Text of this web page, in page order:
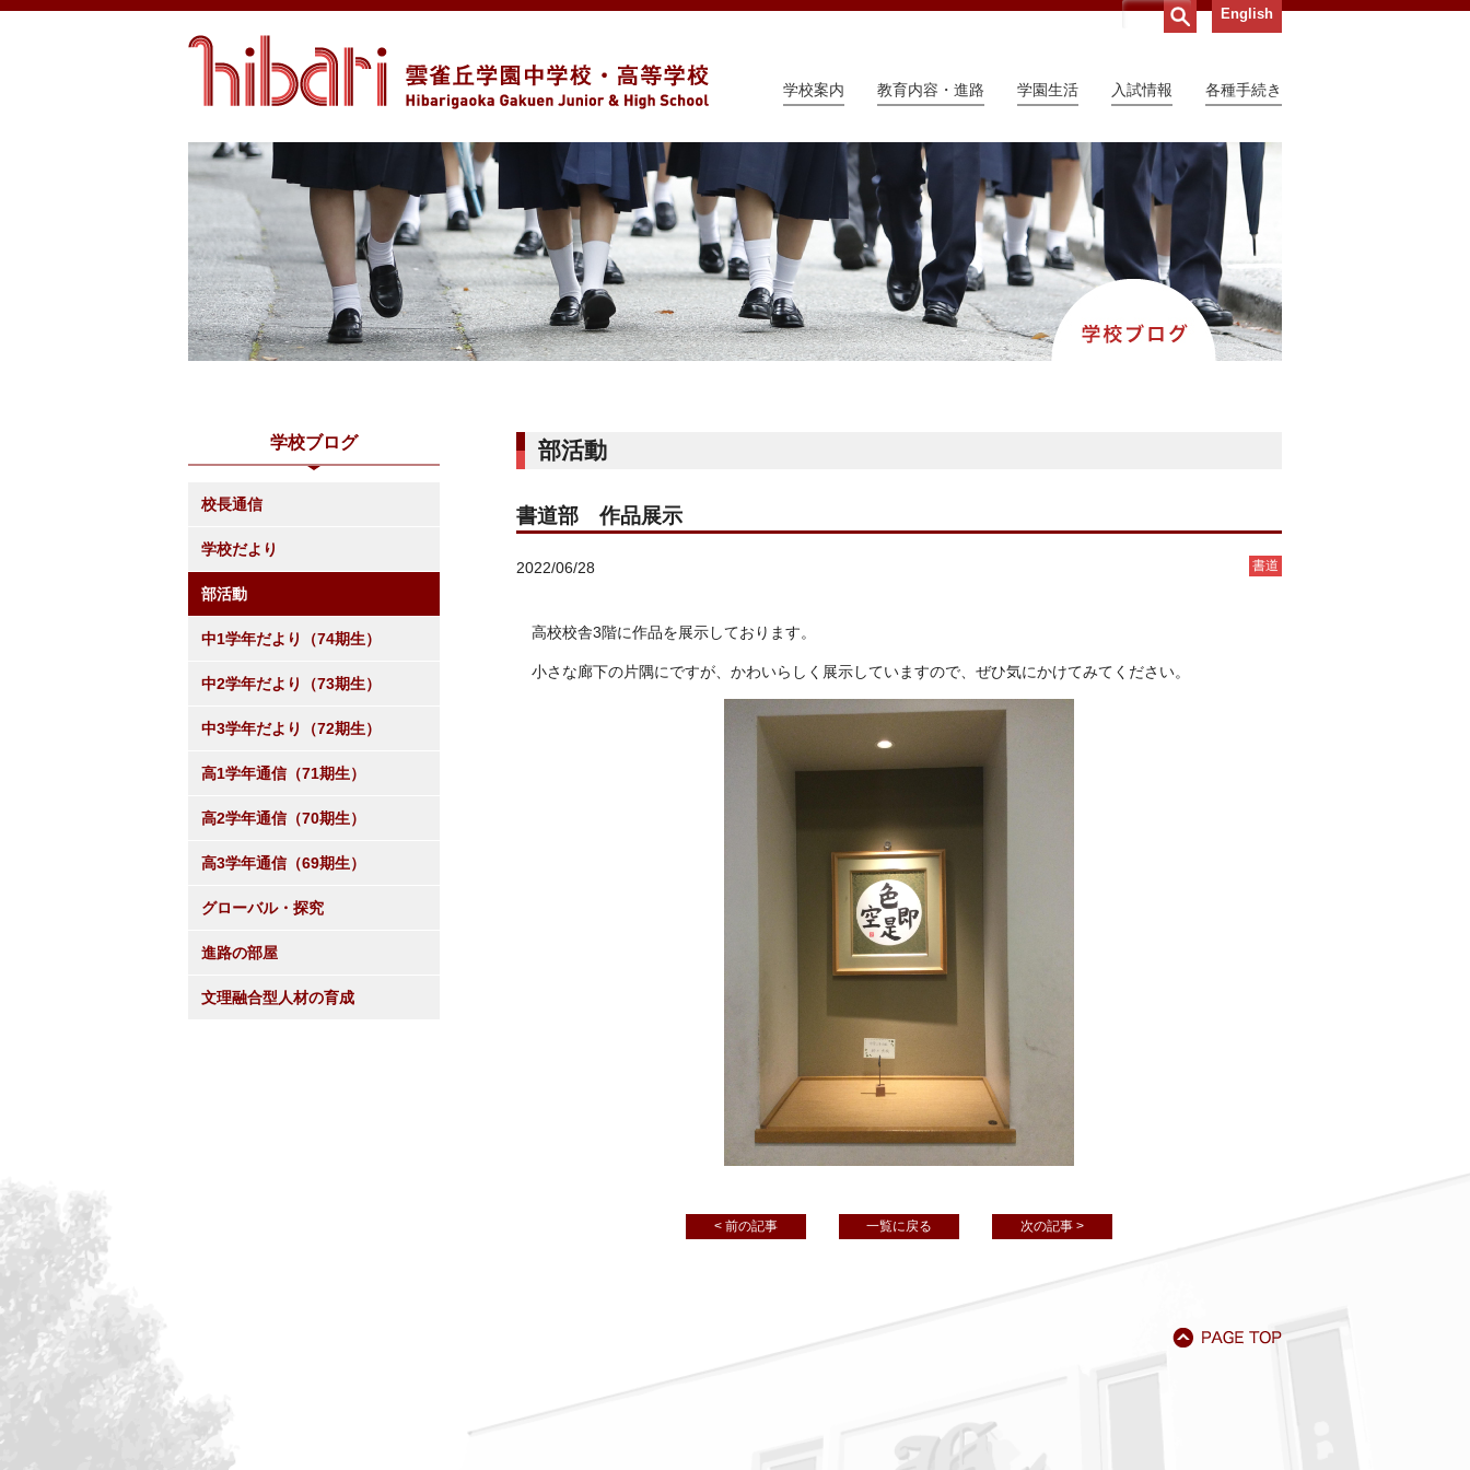
English
学校案内 教育内容・進路 学園生活 入試情報 各種手続き
部活動
書道部 作品展示
2022/06/28 書道
高校校舎3階に作品を展示しております。
小さな廊下の片隅にですが、かわいらしく展示していますので、ぜひ気にかけてみてください。
< 前の記事 一覧に戻る 次の記事 >
学校ブログ
校長通信
学校だより
部活動
中1学年だより（74期生）
中2学年だより（73期生）
中3学年だより（72期生）
高1学年通信（71期生）
高2学年通信（70期生）
高3学年通信（69期生）
グローバル・探究
進路の部屋
文理融合型人材の育成